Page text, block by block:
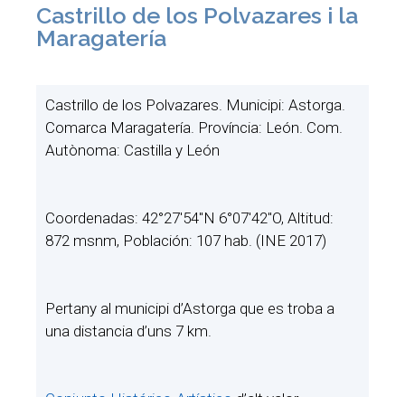
Castrillo de los Polvazares i la
Maragatería
Castrillo de los Polvazares. Municipi: Astorga.
Comarca Maragatería. Província: León. Com.
Autònoma: Castilla y León
Coordenadas: 42°27′54″N 6°07′42″O, Altitud:
872 msnm, Población: 107 hab. (INE 2017)
Pertany al municipi d’Astorga que es troba a
una distancia d’uns 7 km.